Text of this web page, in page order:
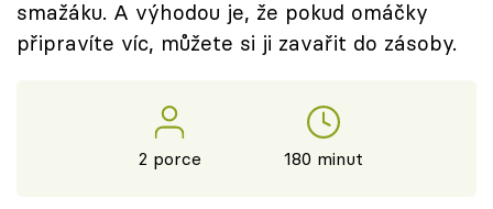
smažáku. A výhodou je, že pokud omáčky
připravíte víc, můžete si ji zavařit do zásoby.
2 porce 180 minut